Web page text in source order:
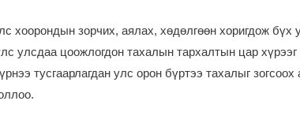
хоорондын зорчих, аялах, хөдөлгөөн хоригдож бүх
улсдаа цоожлогдон тахалын тархалтын цар
тусгаарлагдан улс орон бүртээ тахалыг